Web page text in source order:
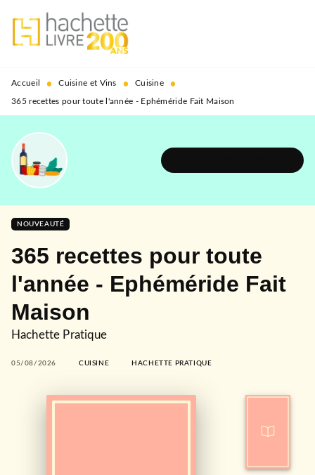
MENU RECHERCHE
PIED DE PAGE
Accueil • Cuisine et Vins • Cuisine •
365 recettes pour toute l'année - Ephéméride Fait Maison
NOUVEAUTÉ
365 recettes pour toute
l'année - Ephéméride Fait
Maison
Hachette Pratique
05/08/2026 CUISINE HACHETTE PRATIQUE